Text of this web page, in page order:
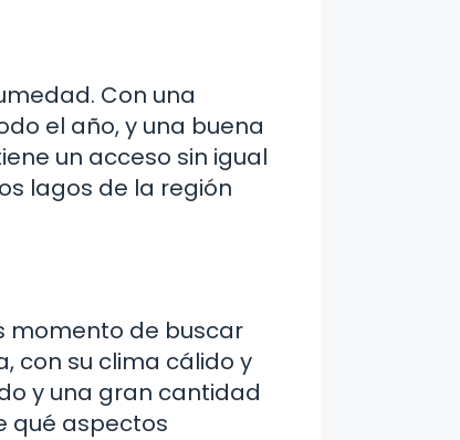
Con una
el año, y una buena
un acceso sin igual
lagos de la región
momento de buscar
con su clima cálido y
y una gran cantidad
qué aspectos